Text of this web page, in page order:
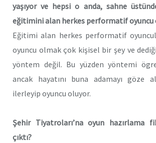
yaşıyor ve hepsi o anda, sahne
eğitimini alan herkes performatif
Eğitimi alan herkes performatif
oyuncu olmak çok kişisel bir şey ve
yöntem değil. Bu yüzden yöntemi
ancak hayatını buna adamayı göze
ilerleyip oyuncu oluyor.
Şehir Tiyatroları’na oyun hazırlama
çıktı?